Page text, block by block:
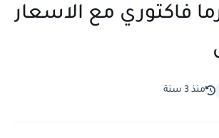
فاكتوري مع الاسعار
منذ 3 سنة